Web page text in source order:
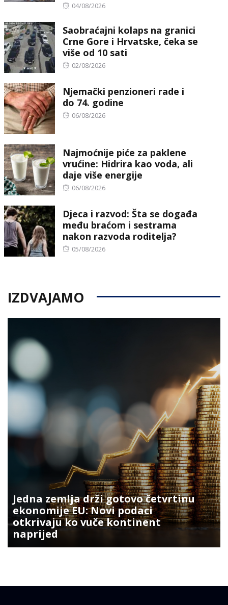
Posted
04/08/2026
Saobraćajni kolaps na granici
Crne Gore i Hrvatske, čeka se
više od 10 sati
Posted
02/08/2026
Njemački penzioneri rade i
do 74. godine
Posted
06/08/2026
Najmoćnije piće za paklene
vrućine: Hidrira kao voda, ali
daje više energije
Posted
06/08/2026
Djeca i razvod: Šta se događa
među braćom i sestrama
nakon razvoda roditelja?
Posted
05/08/2026
IZDVAJAMO
Jedna zemlja drži gotovo četvrtinu
ekonomije EU: Novi podaci
otkrivaju ko vuče kontinent
naprijed